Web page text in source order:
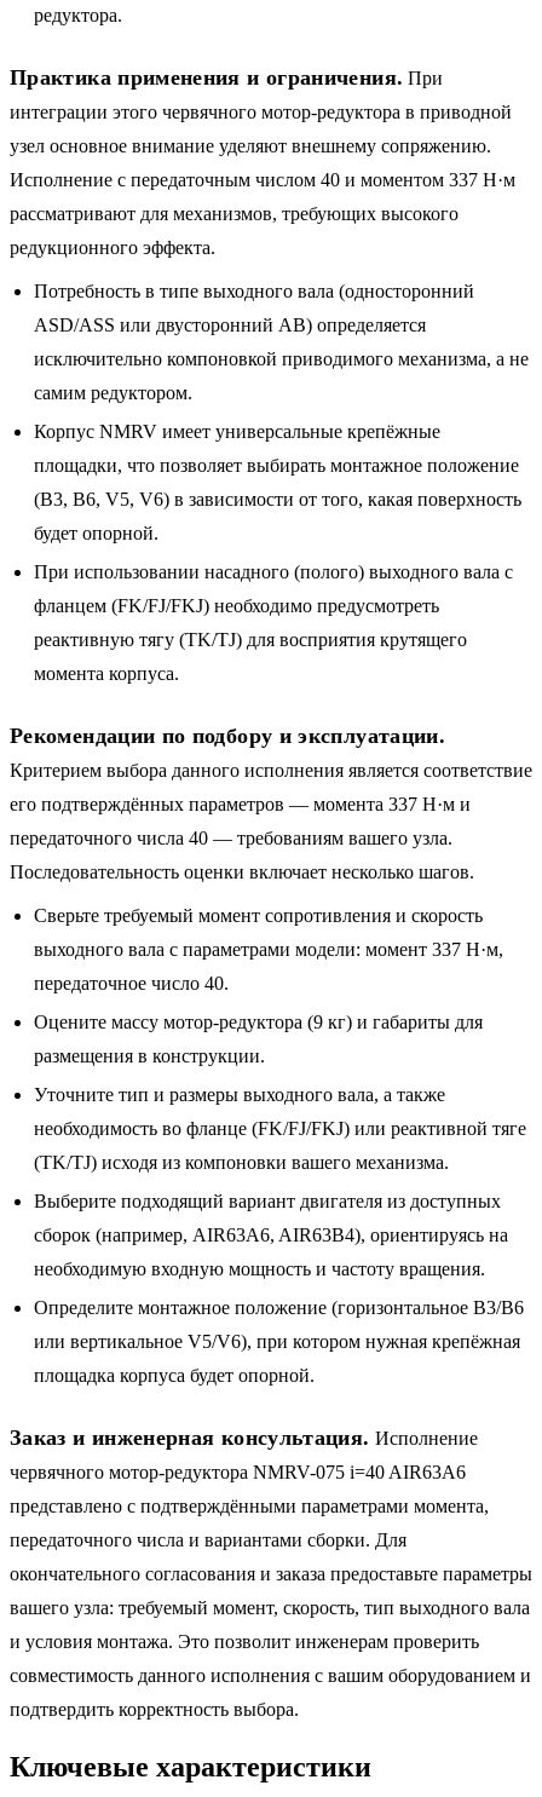
редуктора.
Практика применения и ограничения. При
интеграции этого червячного мотор-редуктора в приводной
узел основное внимание уделяют внешнему сопряжению.
Исполнение с передаточным числом 40 и моментом 337 Н·м
рассматривают для механизмов, требующих высокого
редукционного эффекта.
Потребность в типе выходного вала (односторонний
ASD/ASS или двусторонний AB) определяется
исключительно компоновкой приводимого механизма, а не
самим редуктором.
Корпус NMRV имеет универсальные крепёжные
площадки, что позволяет выбирать монтажное положение
(B3, B6, V5, V6) в зависимости от того, какая поверхность
будет опорной.
При использовании насадного (полого) выходного вала с
фланцем (FK/FJ/FKJ) необходимо предусмотреть
реактивную тягу (TK/TJ) для восприятия крутящего
момента корпуса.
Рекомендации по подбору и эксплуатации.
Критерием выбора данного исполнения является соответствие
его подтверждённых параметров — момента 337 Н·м и
передаточного числа 40 — требованиям вашего узла.
Последовательность оценки включает несколько шагов.
Сверьте требуемый момент сопротивления и скорость
выходного вала с параметрами модели: момент 337 Н·м,
передаточное число 40.
Оцените массу мотор-редуктора (9 кг) и габариты для
размещения в конструкции.
Уточните тип и размеры выходного вала, а также
необходимость во фланце (FK/FJ/FKJ) или реактивной тяге
(TK/TJ) исходя из компоновки вашего механизма.
Выберите подходящий вариант двигателя из доступных
сборок (например, AIR63A6, AIR63B4), ориентируясь на
необходимую входную мощность и частоту вращения.
Определите монтажное положение (горизонтальное B3/B6
или вертикальное V5/V6), при котором нужная крепёжная
площадка корпуса будет опорной.
Заказ и инженерная консультация. Исполнение
червячного мотор-редуктора NMRV-075 i=40 AIR63A6
представлено с подтверждёнными параметрами момента,
передаточного числа и вариантами сборки. Для
окончательного согласования и заказа предоставьте параметры
вашего узла: требуемый момент, скорость, тип выходного вала
и условия монтажа. Это позволит инженерам проверить
совместимость данного исполнения с вашим оборудованием и
подтвердить корректность выбора.
Ключевые характеристики